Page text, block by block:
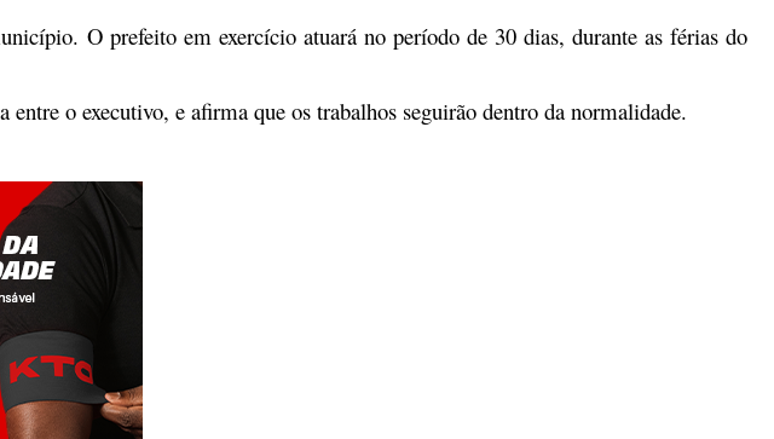
O prefeito em exercício atuará no período de 30 dias, durante as férias do
o executivo, e afirma que os trabalhos seguirão dentro da normalidade.